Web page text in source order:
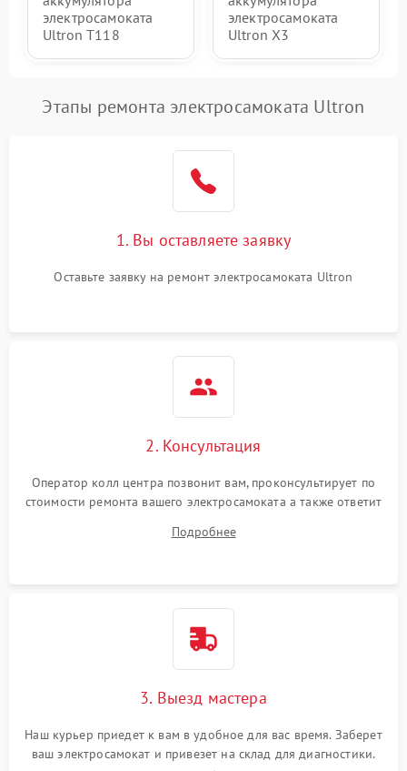
электросамоката
Ultron T118
электросамоката
Ultron X3
Этапы ремонта электросамоката Ultron
1. Вы оставляете заявку
Оставьте заявку на ремонт электросамоката Ultron
2. Консультация
Оператор колл центра позвонит вам, проконсультирует по
стоимости ремонта вашего электросамоката а также ответит
Подробнее
3. Выезд мастера
Наш курьер приедет к вам в удобное для вас время. Заберет
ваш электросамокат и привезет на склад для диагностики.